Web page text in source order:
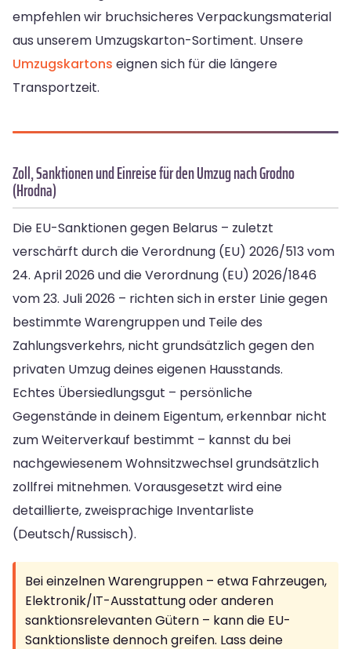
empfehlen wir bruchsicheres Verpackungsmaterial
aus unserem Umzugskarton-Sortiment. Unsere
Umzugskartons eignen sich für die längere
Transportzeit.
Zoll, Sanktionen und Einreise für den Umzug nach Grodno
(Hrodna)
Die EU-Sanktionen gegen Belarus – zuletzt
verschärft durch die Verordnung (EU) 2026/513 vom
24. April 2026 und die Verordnung (EU) 2026/1846
vom 23. Juli 2026 – richten sich in erster Linie gegen
bestimmte Warengruppen und Teile des
Zahlungsverkehrs, nicht grundsätzlich gegen den
privaten Umzug deines eigenen Hausstands.
Echtes Übersiedlungsgut – persönliche
Gegenstände in deinem Eigentum, erkennbar nicht
zum Weiterverkauf bestimmt – kannst du bei
nachgewiesenem Wohnsitzwechsel grundsätzlich
zollfrei mitnehmen. Vorausgesetzt wird eine
detaillierte, zweisprachige Inventarliste
(Deutsch/Russisch).
Bei einzelnen Warengruppen – etwa Fahrzeugen,
Elektronik/IT-Ausstattung oder anderen
sanktionsrelevanten Gütern – kann die EU-
Sanktionsliste dennoch greifen. Lass deine